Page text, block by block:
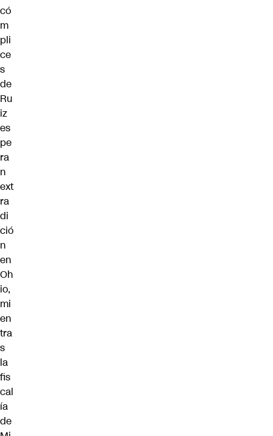
có
m
pli
ce
s
de
Ru
iz
es
pe
ra
n
ext
ra
di
ció
n
en
Oh
io,
mi
en
tra
s
la
fis
cal
ía
de